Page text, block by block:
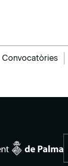
Convocatòries